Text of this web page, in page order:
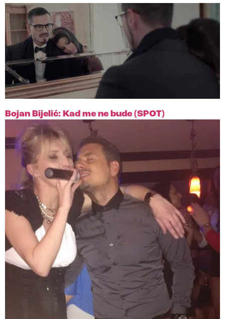
Bojan Bijelić: Kad me ne bude (SPOT)